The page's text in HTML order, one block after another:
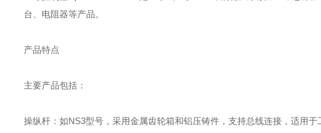
台、电阻器等产品。 ‌
产品特点
主要产品包括：
操纵杆‌：如NS3型号，采用金属齿轮箱和铝压铸件，支持总线连接，适用